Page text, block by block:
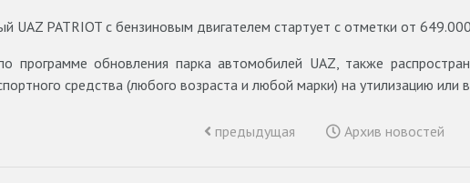
UAZ PATRIOT с бензиновым двигателем стартует с отметки от
программе обновления парка автомобилей UAZ, также
средства (любого возраста и любой марки) на утилизацию или
предыдущая Архив новостей